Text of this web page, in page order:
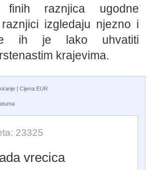
raznjica ugodne
izgledaju njezno i
ih je lako uhvatiti
krajevima.
| Cijena EUR
23325
100 komada vrecica